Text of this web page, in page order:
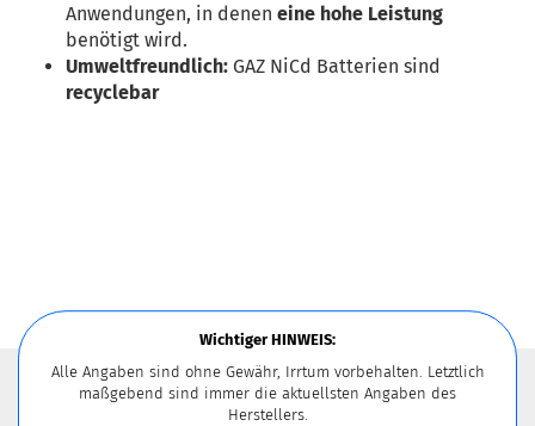
Anwendungen, in denen eine hohe Leistung
benötigt wird.
Umweltfreundlich: GAZ NiCd Batterien sind
recyclebar
Wichtiger HINWEIS:
Alle Angaben sind ohne Gewähr, Irrtum vorbehalten. Letztlich
maßgebend sind immer die aktuellsten Angaben des
Herstellers.